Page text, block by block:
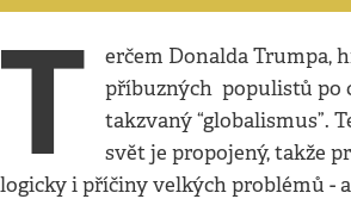
T
erčem Donalda Trumpa,
příbuzných populistů po
takzvaný “globalismus”.
svět je propojený, takže
logicky i příčiny velkých problémů -